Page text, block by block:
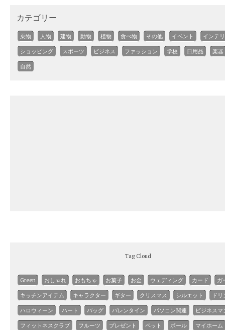
カテゴリー
乗物 人物 建物 動物 植物 食べ物 その他 イベント インテ
ショッピング スポーツ ビジネス ファッション 学校 日用品 楽器
自然
Tag Cloud
Green おしゃれ おもちゃ お菓子 お金 ウェディング カード ガ
キッチンアイテム キャラクター ギター クリスマス シルエット ド
ハロウィーン ハート バッグ バレンタイン パソコン関連 ビジネスマ
フィットネスクラブ フルーツ プレゼント ペット ボール マイホーム